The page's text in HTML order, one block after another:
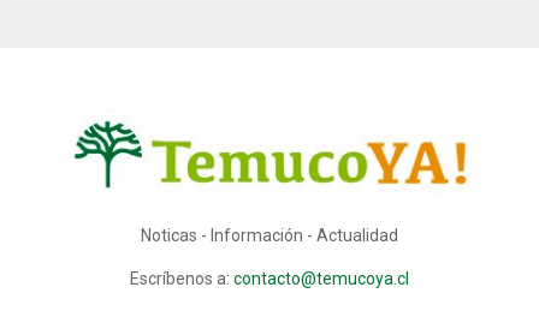
Noticas - Información - Actualidad
Escríbenos a: contacto@temucoya.cl